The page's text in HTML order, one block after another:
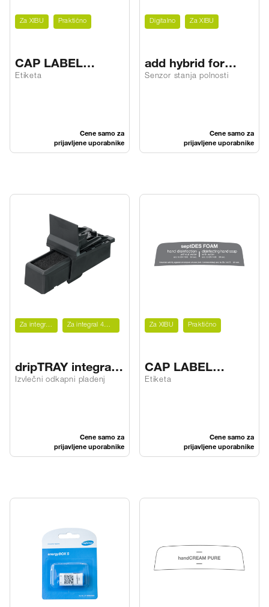
Za XIBU Praktično
CAP LABEL
septDES MED 365
Etiketa
Cene samo za
prijavljene uporabnike
Digitalno Za XIBU
add hybrid for
PAPERBOX
Senzor stanja polnosti
Cene samo za
prijavljene uporabnike
Za integral 2GO Za integral 4PURE/MIX
dripTRAY integral
2GO/4PM
Izvlečni odkapni pladenj
Cene samo za
prijavljene uporabnike
Za XIBU Praktično
CAP LABEL
septDES FOAM
Etiketa
Cene samo za
prijavljene uporabnike